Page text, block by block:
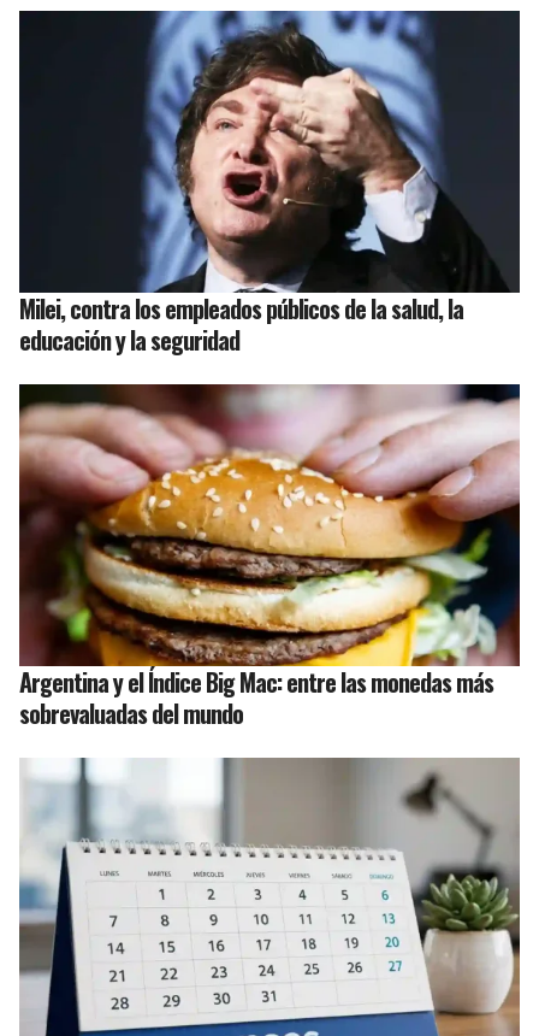
Milei, contra los empleados públicos de la salud, la
educación y la seguridad
Argentina y el Índice Big Mac: entre las monedas más
sobrevaluadas del mundo